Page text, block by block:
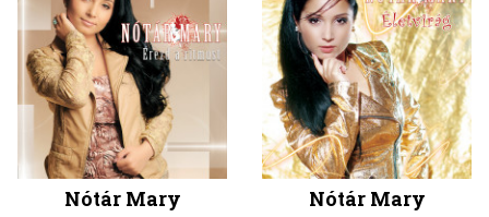
Nótár Mary Nótár Mary